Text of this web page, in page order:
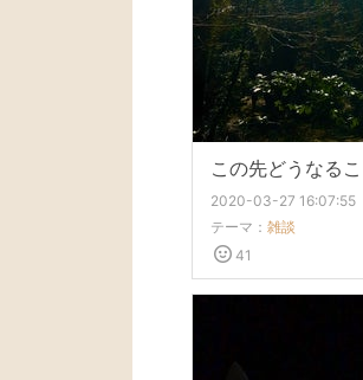
この先どうなるこ
2020-03-27 16:07:55
テーマ： 雑談
41